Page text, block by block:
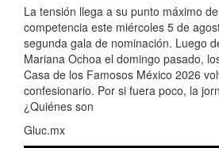
La tensión llega a su punto máximo
competencia este miércoles 5 de
segunda gala de nominación. Luego
Mariana Ochoa el domingo pasado,
Casa de los Famosos México 2026
confesionario. Por si fuera poco, la
¿Quiénes son
Gluc.mx